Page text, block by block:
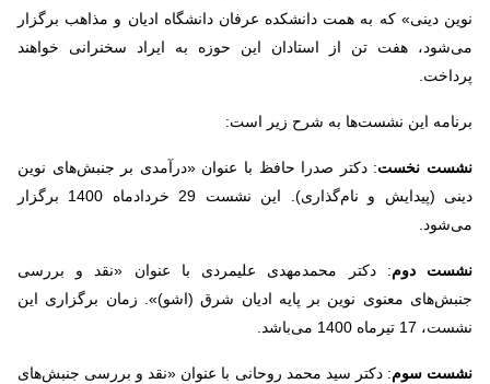
نوین دینی» که به همت دانشکده عرفان دانشگاه ادیان و مذاهب برگزار
می‌شود، هفت تن از استادان این حوزه به ایراد سخنرانی خواهند
پرداخت.
برنامه این نشست‌ها به شرح زیر است:
نشست نخست: دکتر صدرا حافظ با عنوان «درآمدی بر جنبش‌های نوین
دینی (پیدایش و نام‌گذاری). این نشست 29 خردادماه 1400 برگزار
می‌شود.
نشست دوم: دکتر محمدمهدی علیمردی با عنوان «نقد و بررسی
جنبش‌های معنوی نوین بر پایه ادیان شرق (اشو)». زمان برگزاری این
نشست، 17 تیرماه 1400 می‌باشد.
نشست سوم: دکتر سید محمد روحانی با عنوان «نقد و بررسی جنبش‌های